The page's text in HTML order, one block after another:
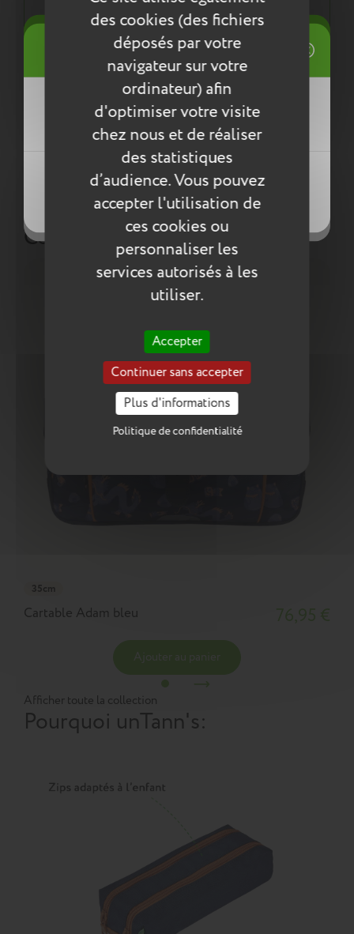
des cookies (des fichiers
déposés par votre
navigateur sur votre
ordinateur) afin
d'optimiser votre visite
chez nous et de réaliser
des statistiques
d’audience. Vous pouvez
accepter l'utilisation de
ces cookies ou
personnaliser les
services autorisés à les
utiliser.
Accepter
Continuer sans accepter
Plus d'informations
Politique de confidentialité
Tout pour la santé de votre enfant : respect des
normes environnementales européennes ReACH
Entretien
Pour l’entretien de nos produits, nous vous
conseillons d’utiliser un chiffon humide ou une
éponge légèrement humidifiée à l'eau
savonneuse. N’utilisez pas de produits agressifs
qui risqueraient de détériorer le produit.
Compléter la collection
35cm
Cartable Adam bleu
Afficher toute la collection
Pourquoi unTann's:
Mes listes d'envies
Créer une nouvelle liste
((title))
((cancelText))
((createText))
Connexion
Vous devez être connecté pour ajouter
des produits à votre liste d'envies.
((cancelText))
((loginText))